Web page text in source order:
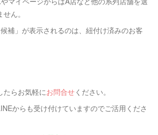
ん。
補」が表示されるのは、紐付け済みのお客
たらお気軽にお問合せください。
からも受け付けていますのでご活用くださ